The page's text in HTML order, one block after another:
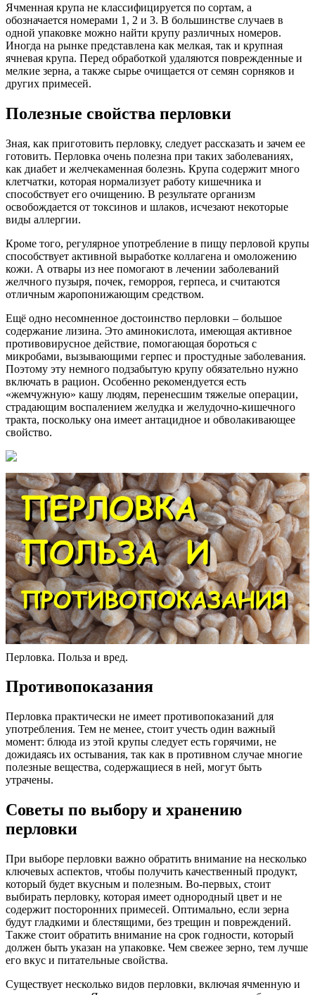
Ячменная крупа не классифицируется по сортам, а
обозначается номерами 1, 2 и 3. В большинстве случаев в
одной упаковке можно найти крупу различных номеров.
Иногда на рынке представлена как мелкая, так и крупная
ячневая крупа. Перед обработкой удаляются поврежденные и
мелкие зерна, а также сырье очищается от семян сорняков и
других примесей.
Полезные свойства перловки
Зная, как приготовить перловку, следует рассказать и зачем ее
готовить. Перловка очень полезна при таких заболеваниях,
как диабет и желчекаменная болезнь. Крупа содержит много
клетчатки, которая нормализует работу кишечника и
способствует его очищению. В результате организм
освобождается от токсинов и шлаков, исчезают некоторые
виды аллергии.
Кроме того, регулярное употребление в пищу перловой крупы
способствует активной выработке коллагена и омоложению
кожи. А отвары из нее помогают в лечении заболеваний
желчного пузыря, почек, геморроя, герпеса, и считаются
отличным жаропонижающим средством.
Ещё одно несомненное достоинство перловки – большое
содержание лизина. Это аминокислота, имеющая активное
противовирусное действие, помогающая бороться с
микробами, вызывающими герпес и простудные заболевания.
Поэтому эту немного подзабытую крупу обязательно нужно
включать в рацион. Особенно рекомендуется есть
«жемчужную» кашу людям, перенесшим тяжелые операции,
страдающим воспалением желудка и желудочно-кишечного
тракта, поскольку она имеет антацидное и обволакивающее
свойство.
Перловка. Польза и вред.
Противопоказания
Перловка практически не имеет противопоказаний для
употребления. Тем не менее, стоит учесть один важный
момент: блюда из этой крупы следует есть горячими, не
дожидаясь их остывания, так как в противном случае многие
полезные вещества, содержащиеся в ней, могут быть
утрачены.
Советы по выбору и хранению
перловки
При выборе перловки важно обратить внимание на несколько
ключевых аспектов, чтобы получить качественный продукт,
который будет вкусным и полезным. Во-первых, стоит
выбирать перловку, которая имеет однородный цвет и не
содержит посторонних примесей. Оптимально, если зерна
будут гладкими и блестящими, без трещин и повреждений.
Также стоит обратить внимание на срок годности, который
должен быть указан на упаковке. Чем свежее зерно, тем лучше
его вкус и питательные свойства.
Существует несколько видов перловки, включая ячменную и